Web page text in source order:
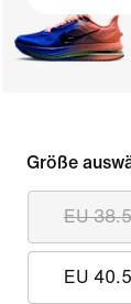
Größe
EU 38.5
EU 40.5